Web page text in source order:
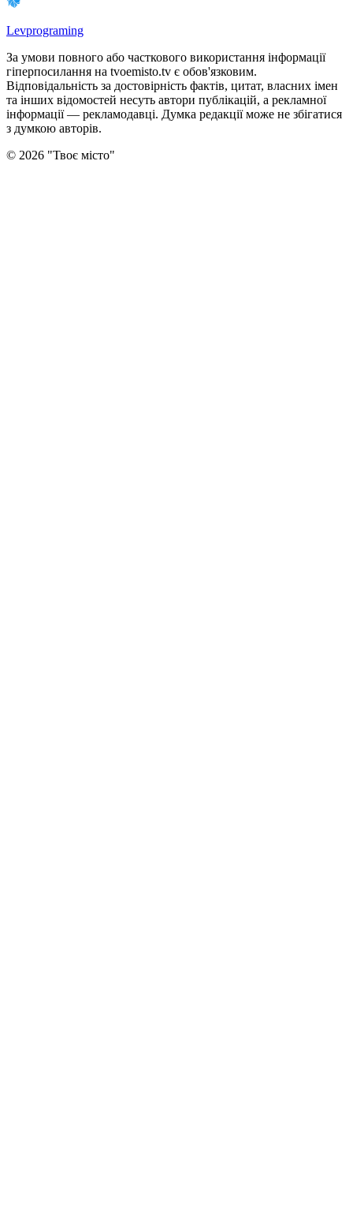
Levprograming
За умови повного або часткового використання iнформацiї
гіперпосилання на tvoemisto.tv є обов'язковим.
Відповідальність за достовірність фактів, цитат, власних імен
та інших відомостей несуть автори публікацій, а рекламної
інформації — рекламодавці. Думка редакцiї може не збiгатися
з думкою авторiв.
© 2026 "Твоє місто"